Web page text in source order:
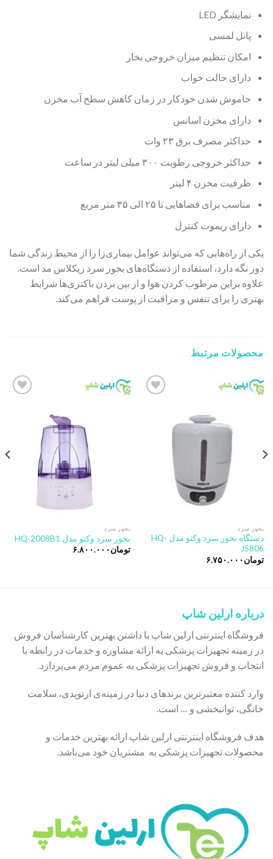
نمایشگر LED
پانل لمسی
امکان تنظیم میزان خروجی بخار
دارای حالت خواب
خاموش شدن خودکار در زمان کاهش سطح آب مخزن
دارای مخزن اسانس
حداکثر مصرف برق ۲۳ وات
حداکثر خروجی رطوبت ۳۰۰ میلی لیتر در ساعت
ظرفیت مخزن ۴ لیتر
مناسب برای فضاهایی تا ۲۵ الی ۳۵ متر مربع
دارای ریموت کنترل
یکی از راه‌هایی که می‌تواند عوامل بیماری‌زا را از محیط زندگی شما
دور نگه دارد، استفاده از دستگاه‌های بخور سرد زیکلاس مد است.
علاوه براین مرطوب کردن هوا و از بین بردن باکتری‌ها شرایط
بهتری را برای تنفس و مراقبت از پوست فراهم می‌کند.
محصولات مرتبط
بخور سرد
دستگاه بخور سرد وکتو مدل HQ-
JS806
تومان ۶.۷۵۰.۰۰۰
بخور سرد
بخور سرد وکتو مدل HQ-2008B1
تومان ۶.۸۰۰.۰۰۰
درباره ارلین شاپ
فروشگاه اینترنتی ارلین شاپ با داشتن بهترین کارشناسان فروش
در زمینه تجهیزات پزشکی به ارائه مشاوره و خدمات در رابطه با
انتخاب و فروش تجهیزات پزشکی به عموم مردم می‌پردازد.
وارد کننده معتبرترین برندهای دنیا در زمینه‌ی ارتوپدی، سلامت
خانگی، توانبخشی و … است.
هدف فروشگاه اینترنتی ارلین شاپ ارائه بهترین خدمات و
محصولات تجهیزات پزشکی به مشتریان خود می‌باشد.